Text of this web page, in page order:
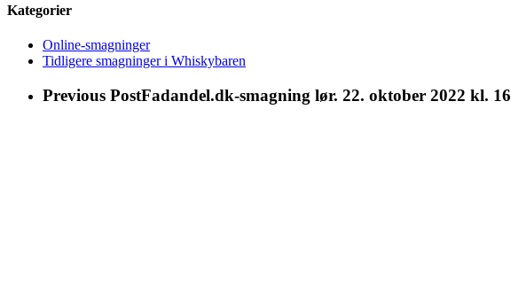
Kategorier
Online-smagninger
Tidligere smagninger i Whiskybaren
Previous PostFadandel.dk-smagning lør. 22. oktober 2022 kl. 16